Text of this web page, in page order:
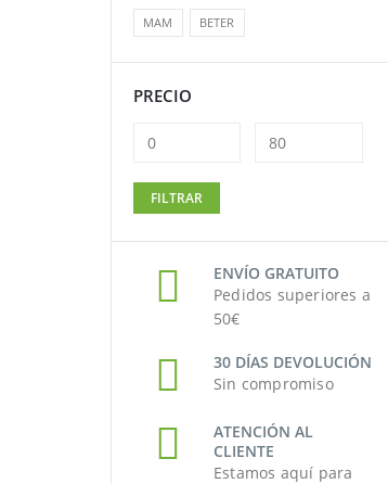
MAM BETER
PRECIO
mínimo
máximo
FILTRAR
ENVÍO GRATUITO
Pedidos superiores a
50€
30 DÍAS DEVOLUCIÓN
Sin compromiso
ATENCIÓN AL
CLIENTE
Estamos aquí para